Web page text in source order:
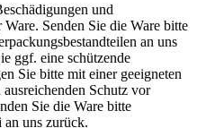
und
Senden Sie die Ware bitte
an uns
ggf. eine schützende
Sie bitte mit einer geeigneten
Schutz vor
Sie die Ware bitte
uns zurück.